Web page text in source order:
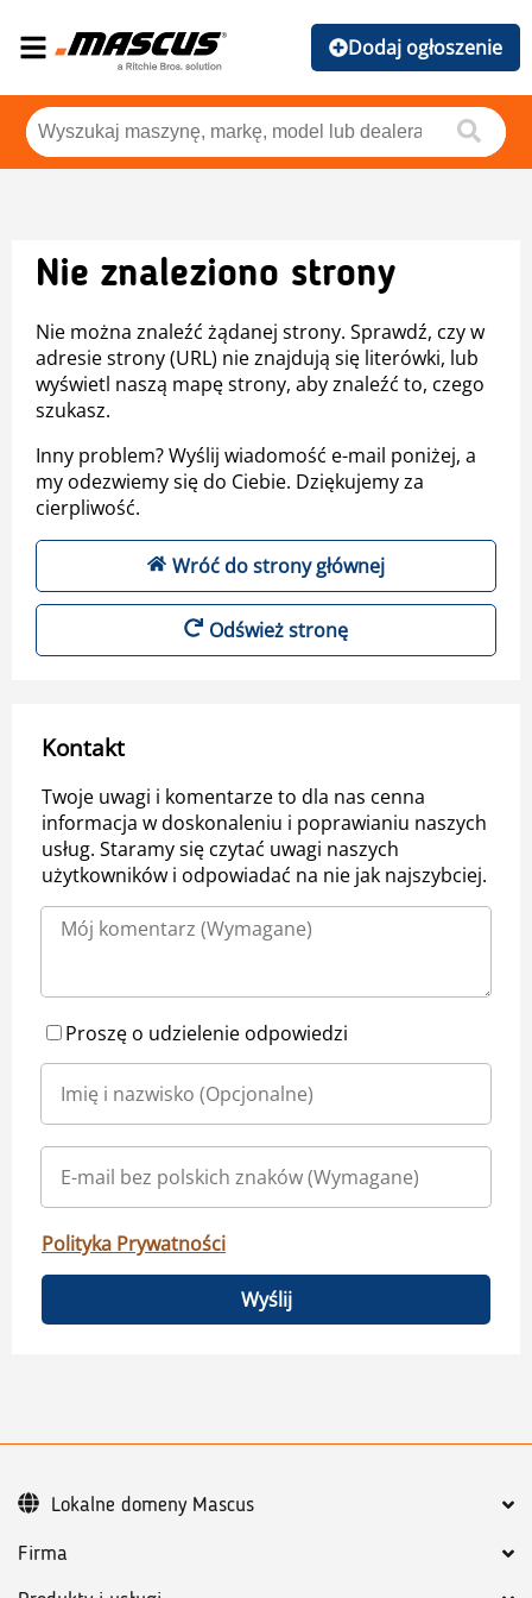
Dodaj ogłoszenie
Nie znaleziono strony
Nie można znaleźć żądanej strony. Sprawdź, czy w
adresie strony (URL) nie znajdują się literówki, lub
wyświetl naszą mapę strony, aby znaleźć to, czego
szukasz.
Inny problem? Wyślij wiadomość e-mail poniżej, a
my odezwiemy się do Ciebie. Dziękujemy za
cierpliwość.
Wróć do strony głównej
Odśwież stronę
Kontakt
Twoje uwagi i komentarze to dla nas cenna
informacja w doskonaleniu i poprawianiu naszych
usług. Staramy się czytać uwagi naszych
użytkowników i odpowiadać na nie jak najszybciej.
Proszę o udzielenie odpowiedzi
Polityka Prywatności
Wyślij
Firma
Lokalne domeny Mascus